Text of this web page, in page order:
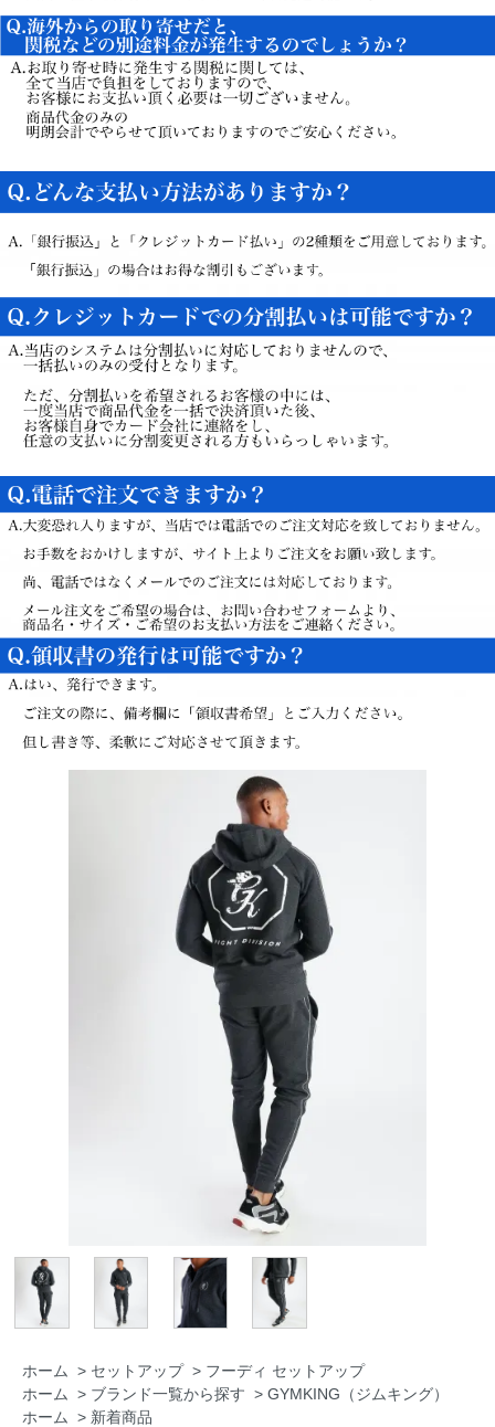
ホーム > セットアップ > フーディ セットアップ
ホーム > ブランド一覧から探す > GYMKING（ジムキング）
ホーム > 新着商品